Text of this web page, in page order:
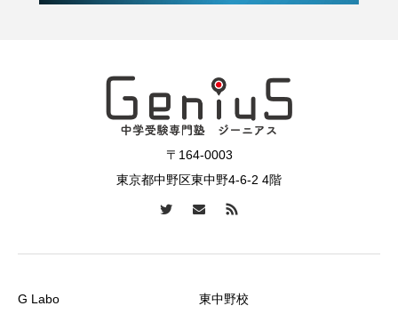
〒164-0003
東京都中野区東中野4-6-2 4階
G Labo 東中野校